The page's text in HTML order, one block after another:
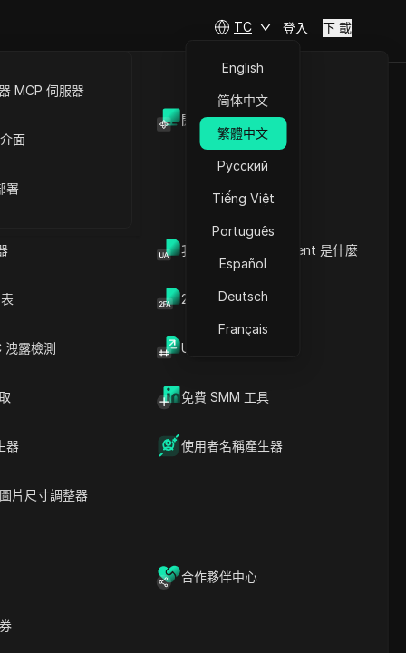
開放API
我的瀏覽器 User Agent 是什麼
2FA验证码生成器
洩露檢測 UUID 產生器
免費 SMM 工具
器 使用者名稱產生器
片尺寸調整器
合作夥伴中心
MCP 伺服器
面
署
TC
English
简体中文
繁體中文
Русский
Tiếng Việt
Português
Español
Deutsch
Français
登入 下 載
使用者
或平台
揮著至
了解 Cookie 的功能
了解Cookie洩漏：您需要知
防止Cookie洩漏的重要性
了解Cookie洩漏的原因
防止 Cookie 洩漏的有效策
略
防止 Cookie 洩漏的有效策
Cookie 洩漏防護：VPN 與
代理伺服器的比較
常見問題
號封禁，安全管理多帳號